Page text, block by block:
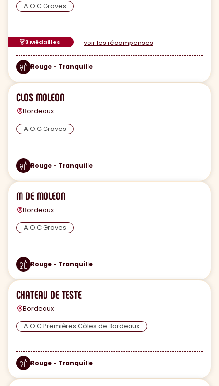
A.O.C Graves
3 Médailles voir les récompenses
Rouge - Tranquille
CLOS MOLEON
Bordeaux
A.O.C Graves
Rouge - Tranquille
M DE MOLEON
Bordeaux
A.O.C Graves
Rouge - Tranquille
CHATEAU DE TESTE
Bordeaux
A.O.C Premières Côtes de Bordeaux
Rouge - Tranquille